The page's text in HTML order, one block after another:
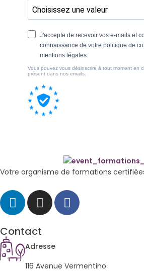
Votre organisme de formations
Contact
Adresse
116 Avenue Vermentino